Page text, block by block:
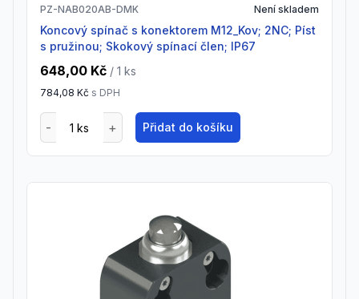
PZ-NAB020AB-DMK Není skladem
Koncový spínač s konektorem M12_Kov; 2NC; Píst
s pružinou; Skokový spínací člen; IP67
648,00 Kč / 1 ks
784,08 Kč s DPH
Přidat do košíku